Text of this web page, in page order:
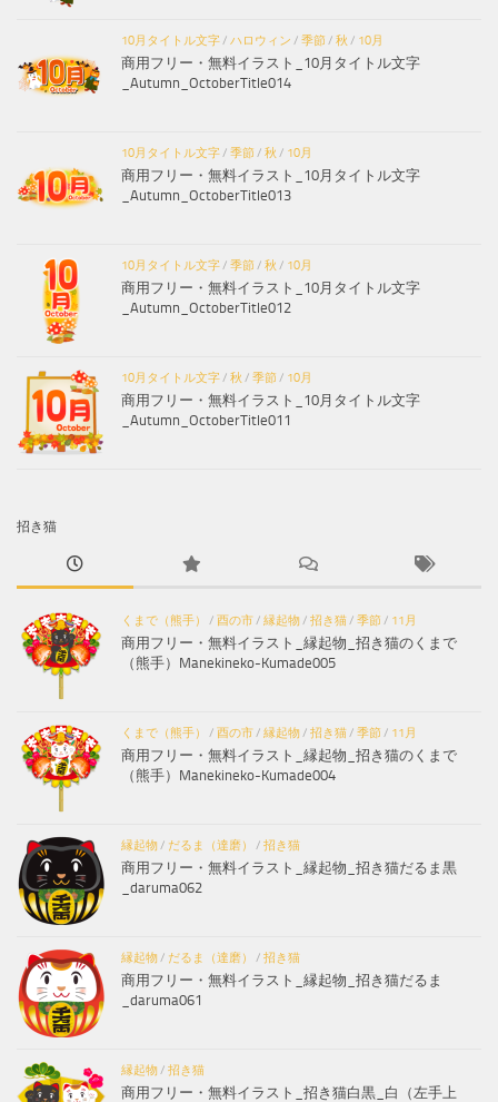
10月タイトル文字 / ハロウィン / 季節 / 秋 / 10月
商用フリー・無料イラスト_10月タイトル文字
_Autumn_OctoberTitle014
10月タイトル文字 / 季節 / 秋 / 10月
商用フリー・無料イラスト_10月タイトル文字
_Autumn_OctoberTitle013
10月タイトル文字 / 季節 / 秋 / 10月
商用フリー・無料イラスト_10月タイトル文字
_Autumn_OctoberTitle012
10月タイトル文字 / 秋 / 季節 / 10月
商用フリー・無料イラスト_10月タイトル文字
_Autumn_OctoberTitle011
招き猫
くまで（熊手） / 酉の市 / 縁起物 / 招き猫 / 季節 / 11月
商用フリー・無料イラスト_縁起物_招き猫のくまで
（熊手）Manekineko-Kumade005
くまで（熊手） / 酉の市 / 縁起物 / 招き猫 / 季節 / 11月
商用フリー・無料イラスト_縁起物_招き猫のくまで
（熊手）Manekineko-Kumade004
縁起物 / だるま（達磨） / 招き猫
商用フリー・無料イラスト_縁起物_招き猫だるま黒
_daruma062
縁起物 / だるま（達磨） / 招き猫
商用フリー・無料イラスト_縁起物_招き猫だるま
_daruma061
縁起物 / 招き猫
商用フリー・無料イラスト_招き猫白黒_白（左手上